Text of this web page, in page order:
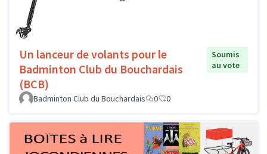
Un lanceur de volants pour le
Badminton Club du Bouchardais
(BCB)
Soumis
au vote
Badminton Club du Bouchardais 0 0